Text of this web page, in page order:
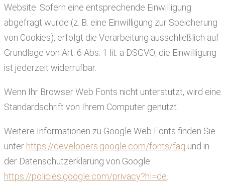
Website. Sofern eine entsprechende Einwilligung
abgefragt wurde (z. B. eine Einwilligung zur Speicherung
von Cookies), erfolgt die Verarbeitung ausschließlich auf
Grundlage von Art. 6 Abs. 1 lit. a DSGVO; die Einwilligung
ist jederzeit widerrufbar.
Wenn Ihr Browser Web Fonts nicht unterstützt, wird eine
Standardschrift von Ihrem Computer genutzt.
Weitere Informationen zu Google Web Fonts finden Sie
unter https://developers.google.com/fonts/faq und in
der Datenschutzerklärung von Google:
https://policies.google.com/privacy?hl=de